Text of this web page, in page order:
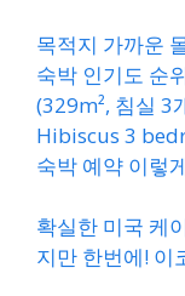
목적지 가까운
숙박 인기도 순
(329m², 침실 3
Hibiscus 3
숙박 예약 이렇
확실한 미국 케
지만 한번에! 이